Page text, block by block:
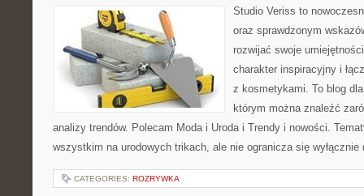
Studio Veriss to
oraz sprawdzonym
rozwijać swoje
charakter inspiracyjny i
z kosmetykami. To blog
którym można znaleźć
analizy trendów. Polecam Moda i Uroda i Trendy i nowości.
wszystkim na urodowych trikach, ale nie ogranicza się
CATEGORIES: ROZRYWKA